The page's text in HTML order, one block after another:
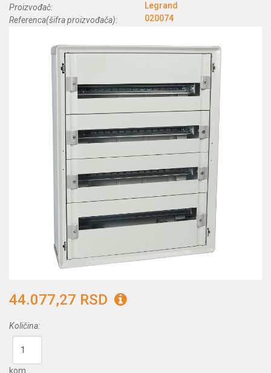
Proizvođač:
Legrand
Referenca(šifra proizvođača):
020074
44.077,27 RSD
Količina:
kom